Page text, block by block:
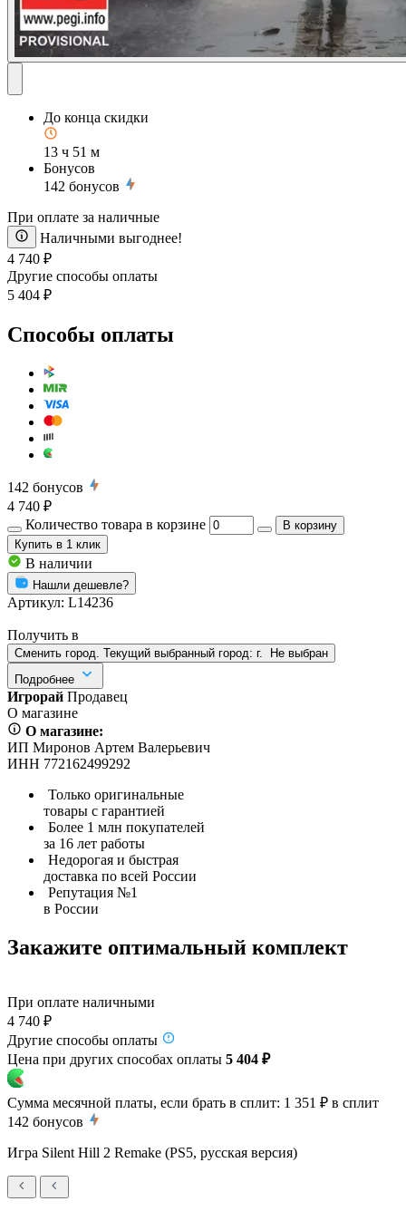
До конца скидки
13 ч 51 м
Бонусов
142 бонусов
При оплате за наличные
Наличными выгоднее!
4 740 ₽
Другие способы оплаты
5 404 ₽
Способы оплаты
142 бонусов
4 740 ₽
Количество товара в корзине
В корзину
Купить в 1 клик
В наличии
Нашли дешевле?
Артикул: L14236
Получить в
Сменить город. Текущий выбранный город: г.
Не выбран
Подробнее
Игрорай Продавец
О магазине
О магазине:
ИП Миронов Артем Валерьевич
ИНН 772162499292
Только оригинальные
товары с гарантией
Более 1 млн покупателей
за 16 лет работы
Недорогая и быстрая
доставка по всей России
Репутация №1
в России
Закажите оптимальный комплект
При оплате наличными
4 740 ₽
Другие способы оплаты
Цена при других способах оплаты 5 404 ₽
Сумма месячной платы, если брать в сплит: 1 351 ₽ в сплит
142 бонусов
Игра Silent Hill 2 Remake (PS5, русская версия)